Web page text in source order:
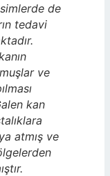
de
tedavi
ve
kan
atmış ve